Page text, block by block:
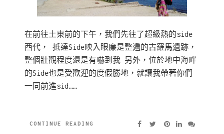
在前往土東前的下午，我們先往了超級熱的side
西代， 抵達Side映入眼廉是整遍的古羅馬遺跡，
整個壯觀程度還是有嚇到我 另外，位於地中海畔
的Side也是受歡迎的度假勝地，就讓我帶著你們
一同前進sid……
CONTINUE READING